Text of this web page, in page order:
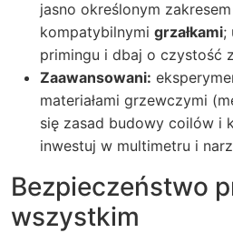
jasno określonym
kompatybilnymi grzałkami;
primingu i dbaj o czystość
Zaawansowani:
materiałami grzewczymi
się zasad budowy coilów i
inwestuj w multimetru i
Bezpieczeństwo
wszystkim